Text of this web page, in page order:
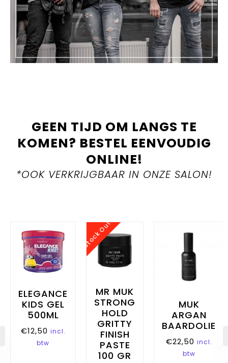
GEEN TIJD OM LANGS TE
KOMEN? BESTEL EENVOUDIG
ONLINE!
*OOK VERKRIJGBAAR IN ONZE SALON!
ELEGANCE
KIDS GEL
500ML
€12,50 incl.
btw
Stock Out
MR MUK
STRONG
HOLD
GRITTY
FINISH
PASTE
100 GR
MUK
ARGAN
BAARDOLIE
€22,50 incl.
btw